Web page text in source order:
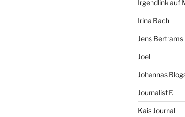
Irgendlink auf
Irina Bach
Jens Bertrams
Joel
Johannas
Journalist F.
Kais Journal